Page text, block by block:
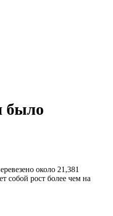
было
около 21,381
собой рост более чем на